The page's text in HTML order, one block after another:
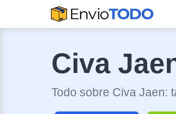
Civa
Todo sobre Civa Jaen: